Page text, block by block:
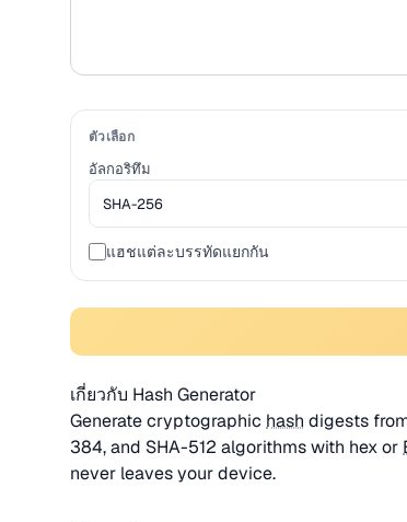
ตัวเลือก
อัลกอริทึม
แฮชแต่ละบรรทัดแยกกัน
เกี่ยวกับ Hash Generator
Generate cryptographic hash digests
384, and SHA-512 algorithms with hex or
never leaves your device.